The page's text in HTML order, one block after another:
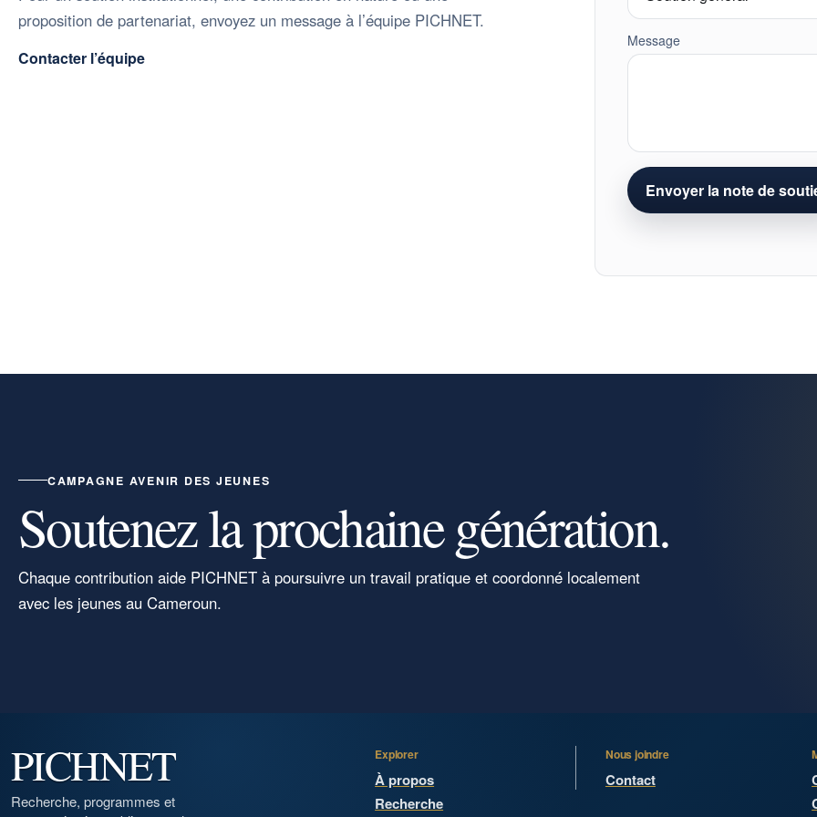
proposition de partenariat, envoyez un message à l’équipe PICHNET.
Contacter l’équipe
Message
Envoyer la note de
CAMPAGNE AVENIR DES JEUNES
Soutenez la prochaine génération.
Chaque contribution aide PICHNET à poursuivre un travail pratique et coordonné localement
avec les jeunes au Cameroun.
PICHNET
Recherche, programmes et
Explorer
À propos
Recherche
Nous joindre
Contact